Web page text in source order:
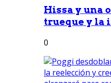
Hissa y una
trueque y la
0